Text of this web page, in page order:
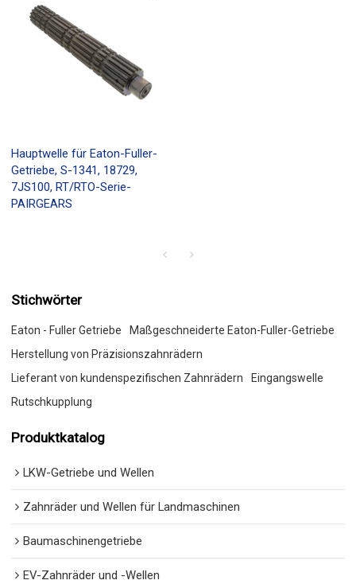
Hauptwelle für Eaton-Fuller-
Getriebe, S-1341, 18729,
7JS100, RT/RTO-Serie-
PAIRGEARS
Stichwörter
Eaton - Fuller Getriebe
Maßgeschneiderte Eaton-Fuller-Getriebe
Herstellung von Präzisionszahnrädern
Lieferant von kundenspezifischen Zahnrädern
Eingangswelle
Rutschkupplung
Produktkatalog
LKW-Getriebe und Wellen
Zahnräder und Wellen für Landmaschinen
Baumaschinengetriebe
EV-Zahnräder und -Wellen